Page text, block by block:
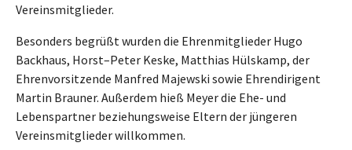
Vereinsmitglieder.
Besonders begrüßt wurden die Ehrenmitglieder Hugo
Backhaus, Horst–Peter Keske, Matthias Hülskamp, der
Ehrenvorsitzende Manfred Majewski sowie Ehrendirigent
Martin Brauner. Außerdem hieß Meyer die Ehe- und
Lebenspartner beziehungsweise Eltern der jüngeren
Vereinsmitglieder willkommen.